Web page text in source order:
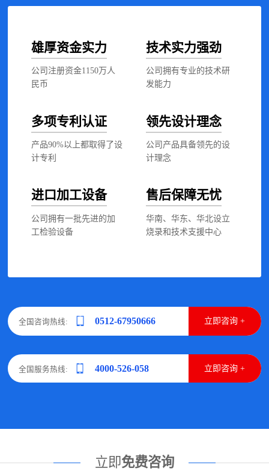
雄厚资金实力
公司注册资金1150万人
民币
技术实力强劲
公司拥有专业的技术研
发能力
多项专利认证
产品90%以上都取得了设
计专利
领先设计理念
公司产品具备领先的设
计理念
进口加工设备
公司拥有一批先进的加
工检验设备
售后保障无忧
华南、华东、华北设立
烧录和技术支援中心
全国咨询热线: 0512-67950666 立即咨询 +
全国服务热线: 4000-526-058 立即咨询 +
立即免费咨询